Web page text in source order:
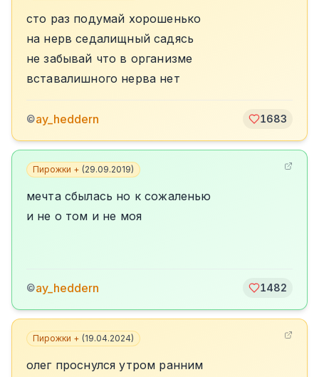
сто раз подумай хорошенько
на нерв седалищный садясь
не забывай что в организме
вставалишного нерва нет
©ay_heddern 1683
Пирожки + (29.09.2019)
мечта сбылась но к сожаленью
и не о том и не моя
©ay_heddern 1482
Пирожки + (19.04.2024)
олег проснулся утром ранним